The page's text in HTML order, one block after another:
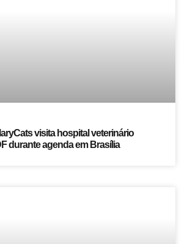
visita hospital veterinário
durante agenda em Brasília